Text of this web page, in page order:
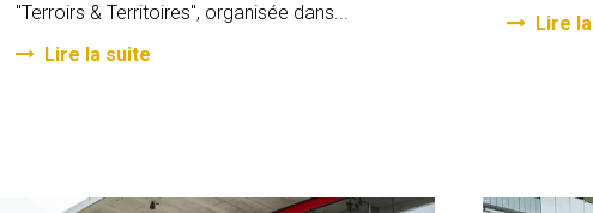
"Terroirs & Territoires", organisée dans...
Lire la suite
Lire